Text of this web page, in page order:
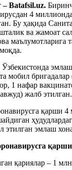
– Batafsil.uz.
4
Бу ҳақида
ва жамоат
маълумотларига
мобил бригадалар
1 нафар
жалб этилган.
қарши
этилган эмлаш
қариялар – 1